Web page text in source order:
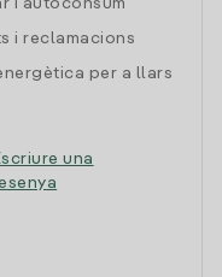
i autoconsum
i reclamacions
per a llars
una